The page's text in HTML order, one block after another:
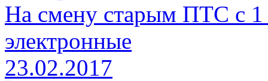
На смену старым ПТС с 1
электронные
23.02.2017